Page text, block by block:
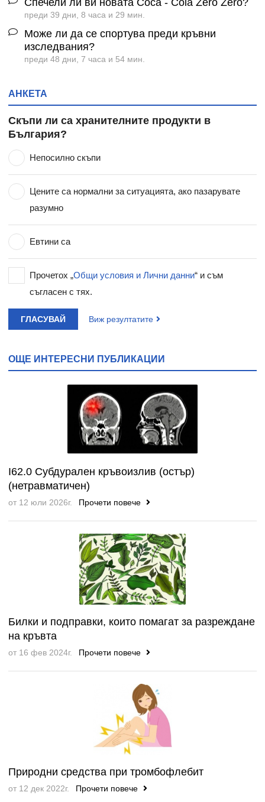
преди 39 дни, 8 часа и 29 мин.
Може ли да се спортува преди кръвни
изследвания?
преди 48 дни, 7 часа и 54 мин.
АНКЕТА
Скъпи ли са хранителните продукти в
България?
Непосилно скъпи
Цените са нормални за ситуацията, ако пазарувате
разумно
Евтини са
Прочетох „Общи условия и Лични данни“ и съм
съгласен с тях.
ГЛАСУВАЙ Виж резултатите
ОЩЕ ИНТЕРЕСНИ ПУБЛИКАЦИИ
I62.0 Субдурален кръвоизлив (остър)
(нетравматичен)
от 12 юли 2026г. Прочети повече
Билки и подправки, които помагат за разреждане
на кръвта
от 16 фев 2024г. Прочети повече
Природни средства при тромбофлебит
от 12 дек 2022г. Прочети повече